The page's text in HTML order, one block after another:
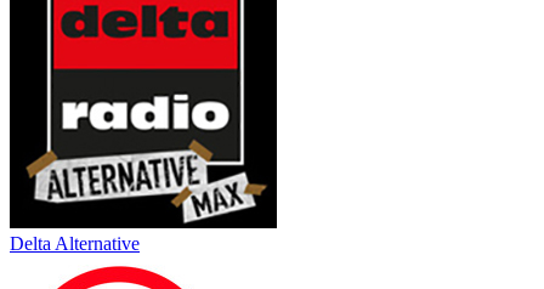
Delta Alternative